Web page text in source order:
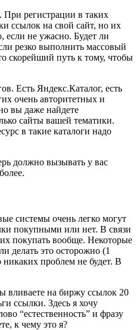
При регистрации в таких
ссылок на свой сайт, но их
если не ужасно. Будет ли
резко выполнить массовый
скорейший путь к тому, чтобы
Есть Яндекс.Каталог, есть
очень авторитетных и
вы даже найдете
сайты вашей тематики.
в такие каталоги надо
должно вызывать у вас
системы очень легко могут
покупными или нет. В связи
покупать вообще. Некоторые
делать это осторожно (1
проблем не будет. В
вливаете на биржу ссылок 20
ссылки. Здесь я хочу
“естественность” и фразу
к чему это я?